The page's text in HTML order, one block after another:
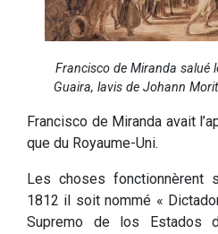
Francisco de Miranda salué
Guaira, lavis de Johann
Francisco de Miranda avait
que du Royaume-Uni.
Les choses fonctionnèrent
1812 il soit nommé «
Supremo de los Estados